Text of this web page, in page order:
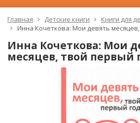
Главная Детские книги
Книги для
Инна Кочеткова: Мои девять
Инна Кочеткова: Мои
месяцев, твой первый